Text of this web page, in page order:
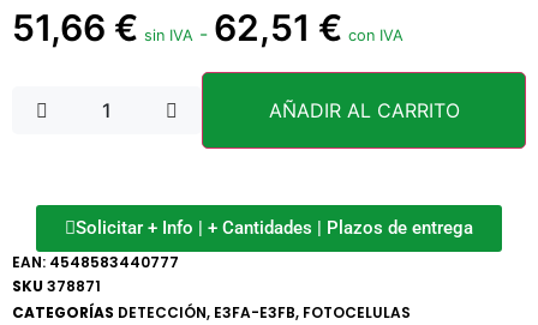
51,66 € sin IVA - 62,51 € con IVA
AÑADIR AL CARRITO
Solicitar + Info | + Cantidades | Plazos de entrega
EAN: 4548583440777
SKU378871
CATEGORÍAS DETECCIÓN, E3FA-E3FB, FOTOCELULAS